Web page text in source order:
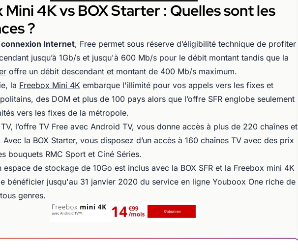
Mini 4K vs BOX Starter : Quelles sont les
?
connexion Internet, Free permet sous réserve d’éligibilité technique de profiter
jusqu’à 1Gb/s et jusqu'à 600 Mb/s pour le débit montant tandis que la
offre un débit descendant et montant de 400 Mb/s maximum.
la Freebox Mini 4K embarque l'illimité pour vos appels vers les fixes et
des DOM et plus de 100 pays alors que l’offre SFR englobe seulement
vers les fixes de la métropole.
l’offre TV Free avec Android TV, vous donne accès à plus de 220 chaînes et
Avec la BOX Starter, vous disposez d’un accès à 160 chaînes TV avec des prix
bouquets RMC Sport et Ciné Séries.
espace de stockage de 10Go est inclus avec la BOX SFR et la Freebox mini 4K
bénéficier jusqu'au 31 janvier 2020 du service en ligne Youboox One riche de
genres.